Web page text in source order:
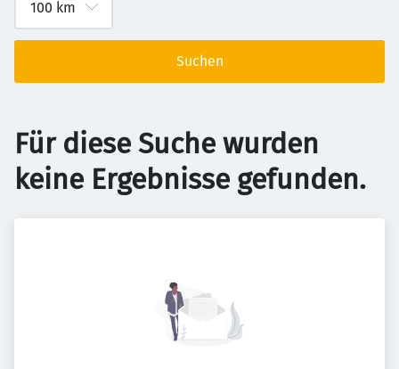
Suchen
Für diese Suche wurden
keine Ergebnisse gefunden.